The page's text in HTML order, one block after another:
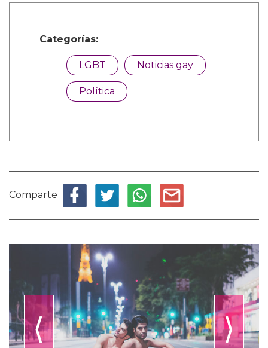
Categorías:
LGBT Noticias gay
Política
Comparte
⟨ ⟩